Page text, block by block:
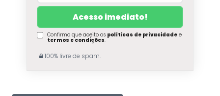
Confirmo que aceito as políticas de privacidadee
termos e condições.
100% livre de spam.